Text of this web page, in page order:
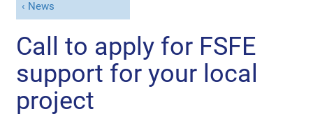
News
Call to apply for FSFE
support for your local
project